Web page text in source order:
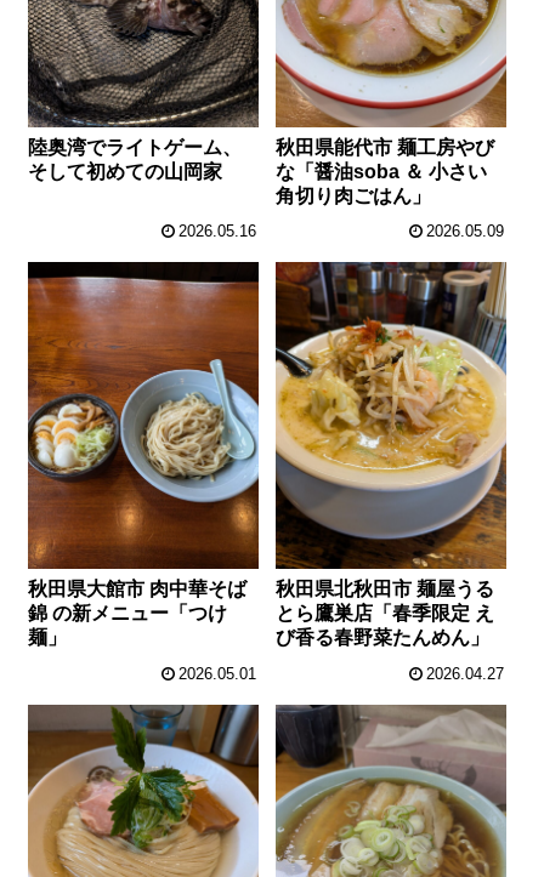
陸奥湾でライトゲーム、
そして初めての山岡家
2026.05.16
秋田県能代市 麺工房やび
な「醤油soba ＆ 小さい
角切り肉ごはん」
2026.05.09
秋田県大館市 肉中華そば
錦 の新メニュー「つけ
麺」
2026.05.01
秋田県北秋田市 麺屋うる
とら鷹巣店「春季限定 え
び香る春野菜たんめん」
2026.04.27